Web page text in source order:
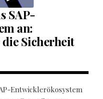
SAP-
an:
Sicherheit
Entwicklerökosystem